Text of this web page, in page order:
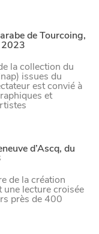
de Tourcoing,
la collection du
issues du
est convié à
et
d’Ascq, du
de la création
une lecture croisée
près de 400